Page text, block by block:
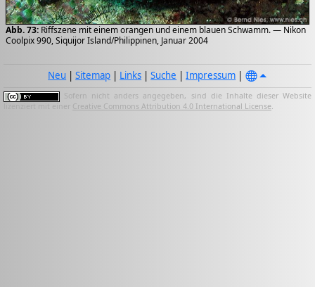
Abb. 73: Riffszene mit einem orangen und einem blauen Schwamm. — Nikon
Coolpix 990, Siquijor Island/Philippinen, Januar 2004
Neu |Sitemap | Links |Suche |Impressum |
Sofern nicht anders angegeben, sind die Inhalte dieser Website
lizenziert mit einer Creative Commons Attribution 4.0 International License.